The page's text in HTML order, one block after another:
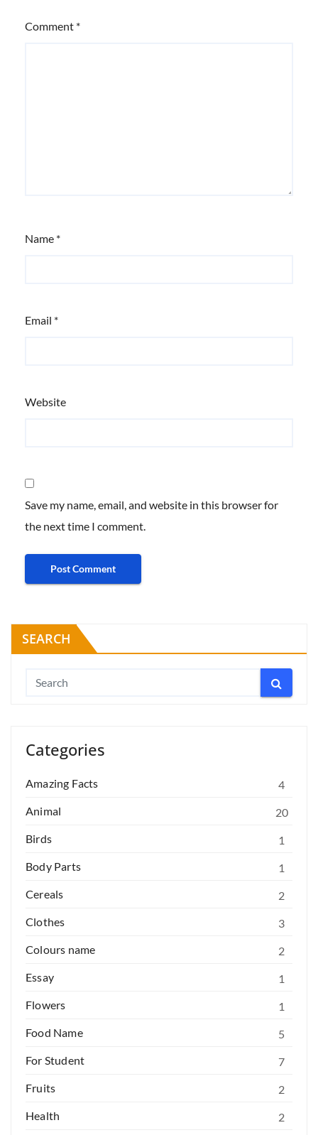
Comment *
Name *
Email *
Website
Save my name, email, and website in this browser for
the next time I comment.
SEARCH
Categories
Amazing Facts
4
Animal
20
Birds
1
Body Parts
1
Cereals
2
Clothes
3
Colours name
2
Essay
1
Flowers
1
Food Name
5
For Student
7
Fruits
2
Health
2